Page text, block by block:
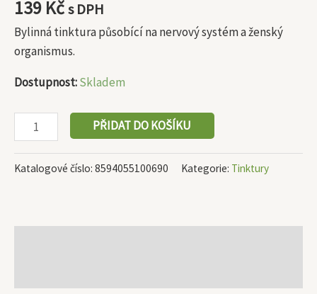
139 Kčs DPH
Bylinná tinktura působící na nervový systém a ženský
organismus.
Dostupnost:Skladem
PŘIDAT DO KOŠÍKU
Katalogové číslo: 8594055100690 Kategorie: Tinktury